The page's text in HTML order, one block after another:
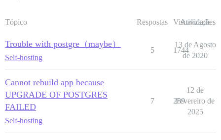
Tópico Respostas Visualizações
Atividade
Trouble with postgre（maybe）
Self-hosting
5 1744
13 de Agosto
de 2020
Cannot rebuild app because
UPGRADE OF POSTGRES
FAILED
Self-hosting
7 289
12 de
Fevereiro de
2025